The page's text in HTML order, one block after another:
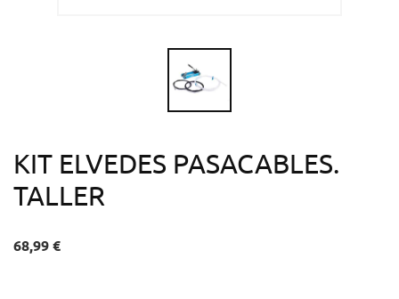
KIT ELVEDES PASACABLES.
TALLER
68,99 €